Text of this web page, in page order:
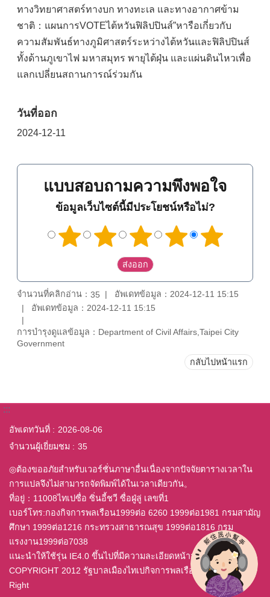
ทางวิทยาศาสตร์ทางบก ทางทะเล และทางอากาศข้าม
ชาติ：แผนการVOTEไต้หวันฟิลิปปินส์”หารือเกี่ยวกับ
ความสัมพันธ์ทางภูมิศาสตร์ระหว่างไต้หวันและฟิลิปปินส์
ทั้งด้านภูเขาไฟ มหาสมุทร พายุไต้ฝุ่น และแผ่นดินไหวเพื่อ
แลกเปลี่ยนสถานการณ์ร่วมกัน
วันที่ออก
2024-12-11
แบบสอบถามความพึงพอใจ
ข้อมูลเว็บไซต์นี้มีประโยชน์หรือไม่?
จำนวนที่คลิกอ่าน： 35
อัพเดทข้อมูล：2024-12-11 15:15
อัพเดทข้อมูล：2024-12-11 15:15
การบำรุงดูแลข้อมูล：Department of Civil Affairs,Taipei City
Government
กลับไปหน้าแรก
:::
อัพเดทวันที่
2026-08-06
จำนวนผู้เยี่ยมชม
35
◎ต้องขออภัยสำหรับเวอร์ชั่นภาษาอื่นเนื่องจากปัจจัยตารางเวลาใน
การแปลจึงไม่สามารถจัดพิมพ์ได้ในเวลาเดียวกัน。
ที่อยู่：11008ไทเปซื่อ ซิ่นอี้ชวี ซื่อฝู่ลู่ เลขที่1
เบอร์โทร:กองกิจการพลเรือน1999ต่อ 6260 1999ต่อ1981 กรมสามัญ
ศึกษา 1999ต่อ1216 กระทรวงสาธารณสุข 1999ต่อ1816 กรม
แรงงาน1999ต่อ7038
แนะนำให้ใช้รุ่น IE4.0 ขึ้นไปที่มีความละเอียดหน้าจอ 800x600
COPYRIGHT 2012 รัฐบาลเมืองไทเปกิจการพลเรือนสำนักสงวน All
Right